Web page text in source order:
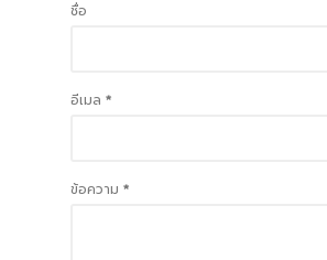
ชื่อ
อีเมล *
ข้อความ *